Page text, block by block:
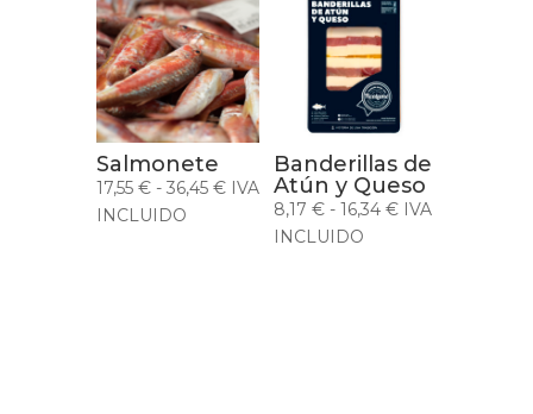
hasta
20,25 €
Salmonete
17,55 € - 36,45 €Rango
precios:
IVA
INCLUIDO
Banderillas de
Atún y Queso
8,17 € - 16,34 €Rango
IVA
INCLUIDO